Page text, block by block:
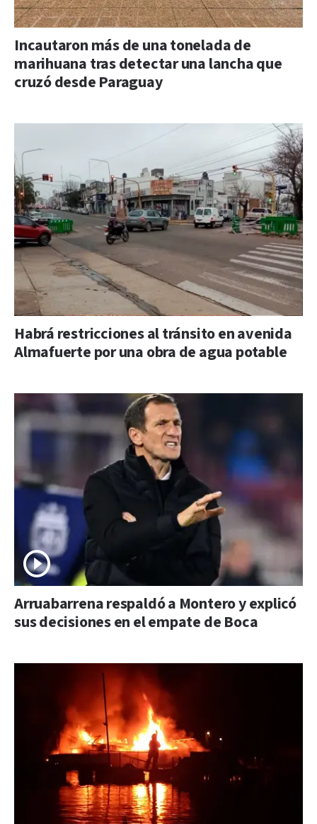
Incautaron más de una tonelada de
marihuana tras detectar una lancha que
cruzó desde Paraguay
Habrá restricciones al tránsito en avenida
Almafuerte por una obra de agua potable
Arruabarrena respaldó a Montero y explicó
sus decisiones en el empate de Boca